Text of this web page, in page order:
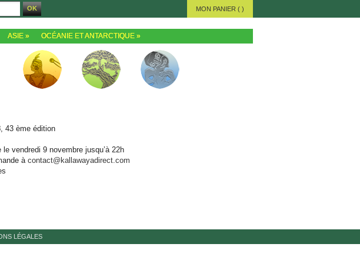
MON PANIER ( )
ASIE » OCÉANIE ET ANTARCTIQUE »
43 ème édition
le vendredi 9 novembre jusqu’à 22h
à contact@kallawayadirect.com
LÉGALES